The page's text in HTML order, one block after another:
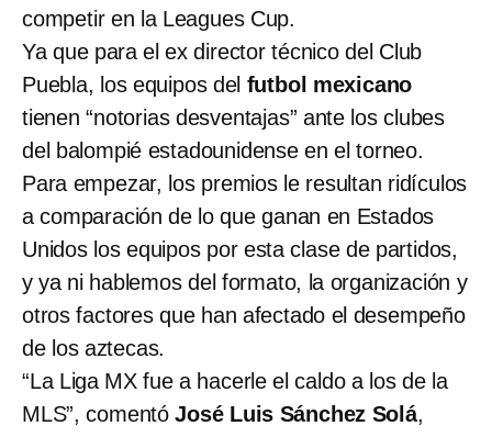
competir en la Leagues Cup.
Ya que para el ex director técnico del Club
Puebla, los equipos del futbol mexicano
tienen “notorias desventajas” ante los clubes
del balompié estadounidense en el torneo.
Para empezar, los premios le resultan ridículos
a comparación de lo que ganan en Estados
Unidos los equipos por esta clase de partidos,
y ya ni hablemos del formato, la organización y
otros factores que han afectado el desempeño
de los aztecas.
“La Liga MX fue a hacerle el caldo a los de la
MLS”, comentóJosé Luis Sánchez Solá,